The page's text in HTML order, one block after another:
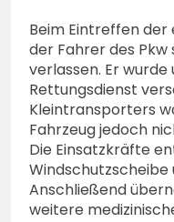
Beim Eintreffen
der Fahrer des Pkw
verlassen. Er
Rettungsdienst
Kleintransporters
Fahrzeug jedoch
Die Einsatzkräfte
Anschließend
weitere